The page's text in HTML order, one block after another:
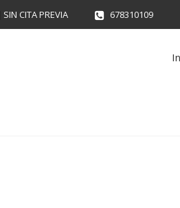
CITA PREVIA 678310109